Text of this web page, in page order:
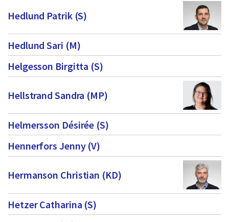
s
i
d
a
5
Hedlund Patrik (S)
Hedlund Sari (M)
Helgesson Birgitta (S)
Hellstrand Sandra (MP)
Helmersson Désirée (S)
Hennerfors Jenny (V)
Hermanson Christian (KD)
Hetzer Catharina (S)